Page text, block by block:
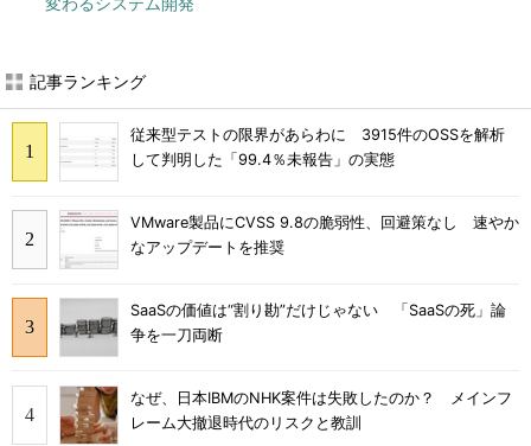
記事ランキング
従来型テストの限界があらわに 3915件のOSSを解析
して判明した「99.4％未報告」の実態
VMware製品にCVSS 9.8の脆弱性、回避策なし 速やか
なアップデートを推奨
SaaSの価値は“割り勘”だけじゃない 「SaaSの死」論
争を一刀両断
なぜ、日本IBMのNHK案件は失敗したのか？ メインフ
レーム大撤退時代のリスクと教訓